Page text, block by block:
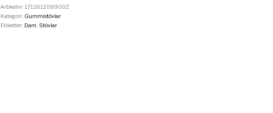
Artikelnr: 171261208900Z
Kategori: Gummistövlar
Etiketter: Dam Stövlar